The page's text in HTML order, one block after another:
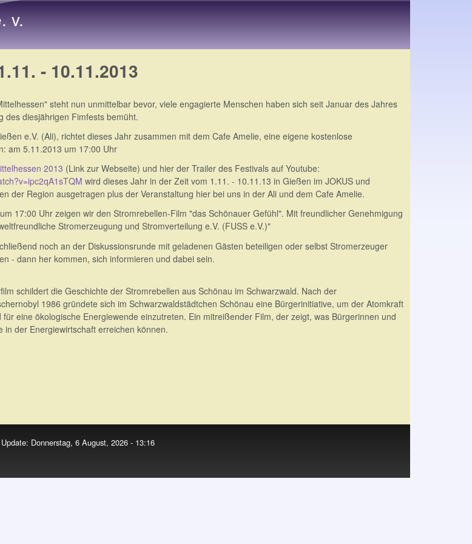
v.
- 10.11.2013
steht nun unmittelbar bevor, viele engagierte Menschen haben sich seit Januar des Jahres
des diesjährigen Fimfests bemüht.
e.V. (Ali), richtet dieses Jahr zusammen mit dem Cafe Amelie, eine eigene kostenlose
am 5.11.2013 um 17:00 Uhr
2013 (Link zur Webseite) und hier der Trailer des Festivals auf Youtube:
wird dieses Jahr in der Zeit vom 1.11. - 10.11.13 in Gießen im JOKUS und
der Region ausgetragen plus der Veranstaltung hier bei uns in der Ali und dem Cafe Amelie.
17:00 Uhr zeigen wir den Stromrebellen-Film "das Schönauer Gefühl". Mit freundlicher Genehmigung
Stromerzeugung und Stromverteilung e.V. (FUSS e.V.)"
noch an der Diskussionsrunde mit geladenen Gästen beteiligen oder selbst Stromerzeuger
- dann her kommen, sich informieren und dabei sein.
schildert die Geschichte der Stromrebellen aus Schönau im Schwarzwald. Nach der
1986 gründete sich im Schwarzwaldstädtchen Schönau eine Bürgerinitiative, um der Atomkraft
eine ökologische Energiewende einzutreten. Ein mitreißender Film, der zeigt, was Bürgerinnen und
in der Energiewirtschaft erreichen können.
Donnerstag, 6 August, 2026 - 13:16